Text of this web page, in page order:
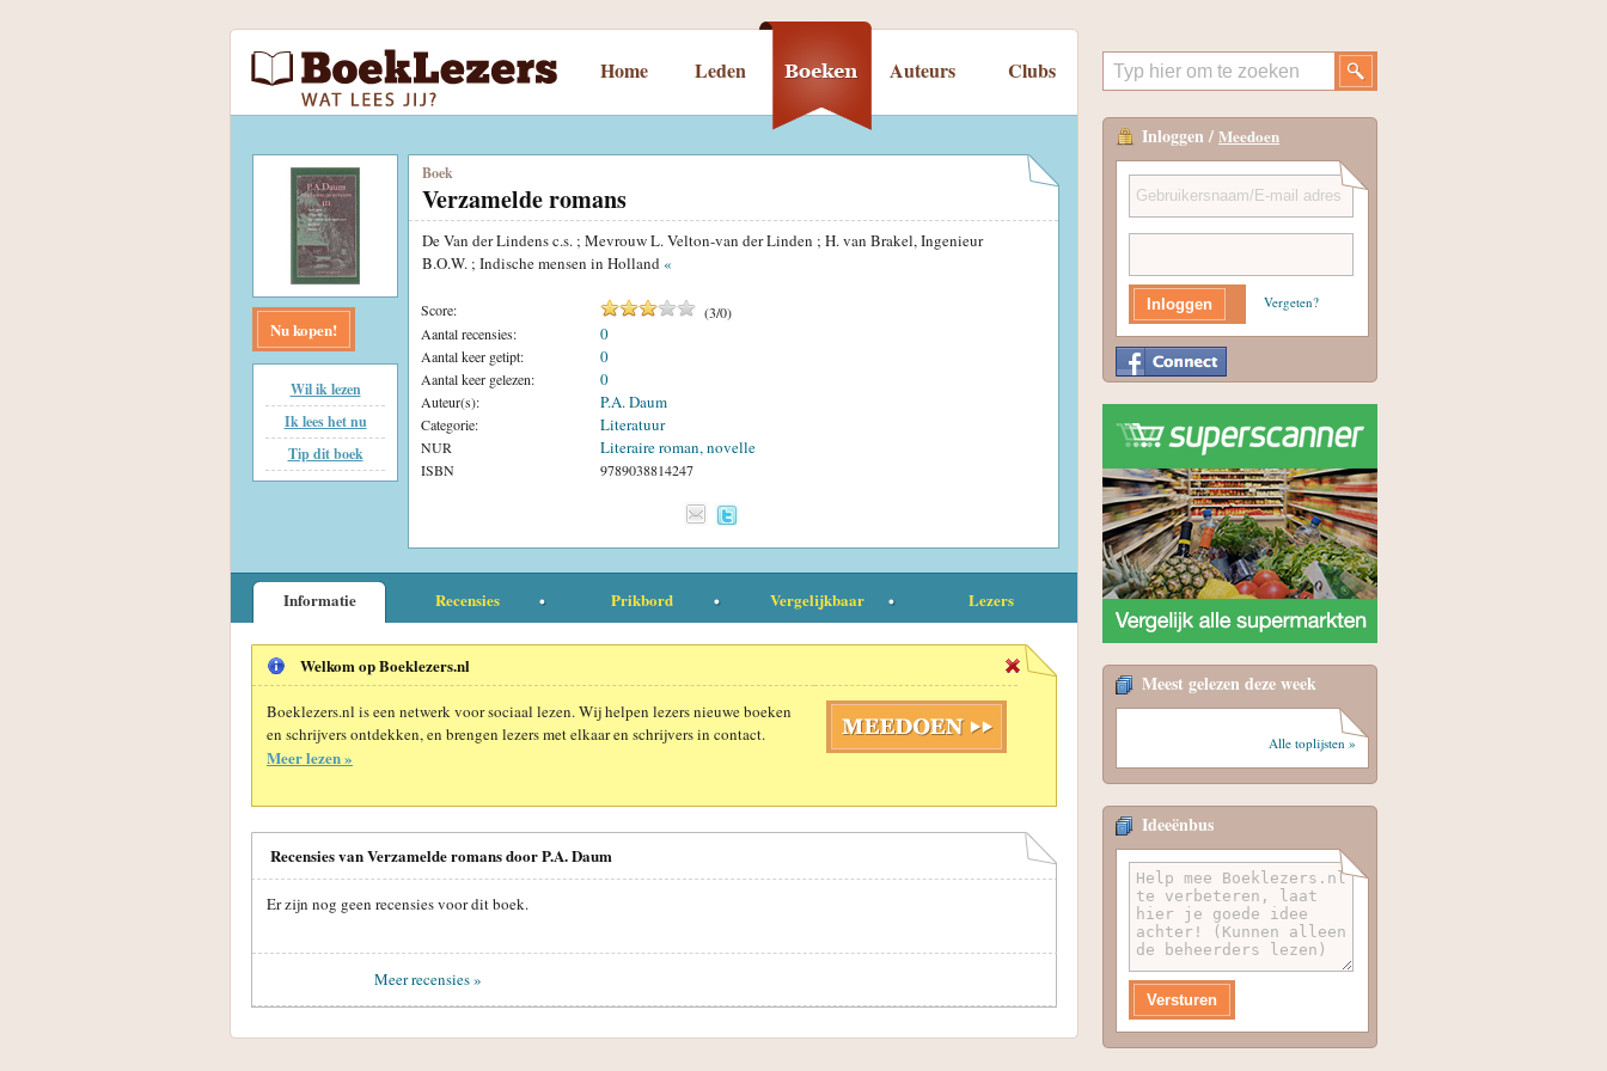
Home Leden Auteurs Clubs
Nu kopen!
Wil ik lezen
Ik lees het nu
Tip dit boek
Boek
Verzamelde romans
De Van der Lindens c.s. ; Mevrouw L. Velton-van der Linden ; H. van Brakel, Ingenieur
B.O.W. ; Indische mensen in Holland «
Score: (3/0)
Aantal recensies:
0
Aantal keer getipt: 0
Aantal keer gelezen: 0
Auteur(s): P.A. Daum
Categorie: Literatuur
NUR Literaire roman, novelle
ISBN 9789038814247
Informatie Recensies Prikbord Vergelijkbaar Lezers
Welkom op Boeklezers.nl
Boeklezers.nl is een netwerk voor sociaal lezen. Wij helpen lezers nieuwe boeken
en schrijvers ontdekken, en brengen lezers met elkaar en schrijvers in contact.
Meer lezen »
Recensies van Verzamelde romans door P.A. Daum
Er zijn nog geen recensies voor dit boek.
Meer recensies »
Inloggen / Meedoen
Vergeten?
Meest gelezen deze week
Alle toplijsten »
Ideeënbus